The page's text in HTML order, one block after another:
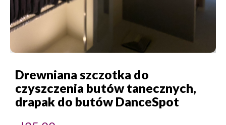
Drewniana szczotka do
czyszczenia butów tanecznych,
drapak do butów DanceSpot